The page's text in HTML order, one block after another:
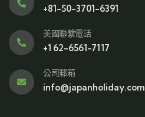
+81-50-3701-6391
美國聯繫電話
+1 62-6561-7117
公司郵箱
info@japanholiday.com